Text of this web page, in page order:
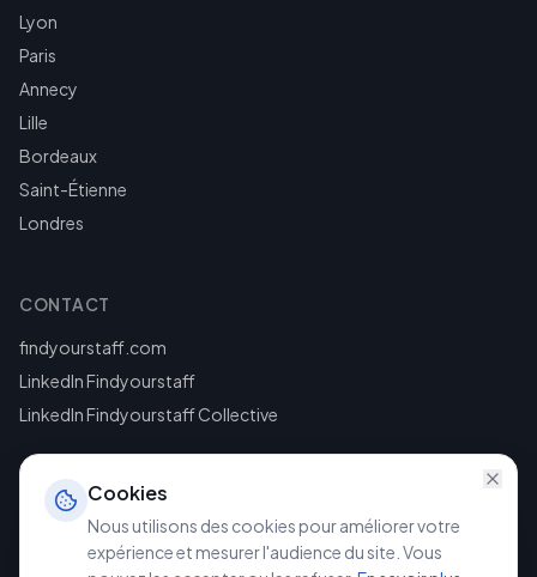
Lyon
Paris
Annecy
Lille
Bordeaux
Saint-Étienne
Londres
CONTACT
findyourstaff.com
LinkedIn Findyourstaff
LinkedIn Findyourstaff Collective
Cookies
Nous utilisons des cookies pour améliorer votre
expérience et mesurer l'audience du site. Vous